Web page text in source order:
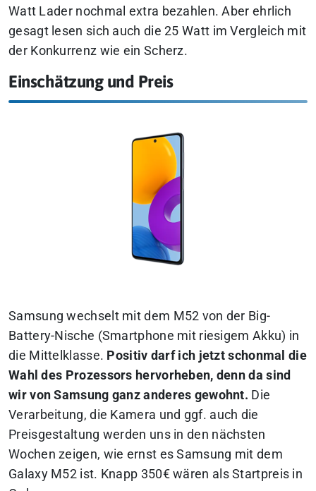
Watt Lader nochmal extra bezahlen. Aber ehrlich
gesagt lesen sich auch die 25 Watt im Vergleich mit
der Konkurrenz wie ein Scherz.
Einschätzung und Preis
Samsung wechselt mit dem M52 von der Big-
Battery-Nische (Smartphone mit riesigem Akku) in
die Mittelklasse. Positiv darf ich jetzt schonmal die
Wahl des Prozessors hervorheben, denn da sind
wir von Samsung ganz anderes gewohnt. Die
Verarbeitung, die Kamera und ggf. auch die
Preisgestaltung werden uns in den nächsten
Wochen zeigen, wie ernst es Samsung mit dem
Galaxy M52 ist. Knapp 350€ wären als Startpreis in